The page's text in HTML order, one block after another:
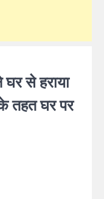
घर से हराया
के तहत घर पर